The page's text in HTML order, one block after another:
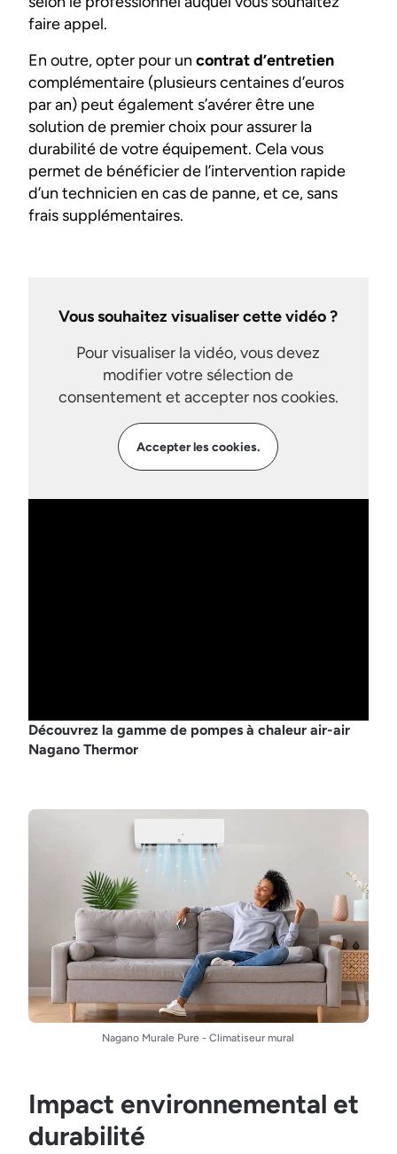
faire appel.
En outre, opter pour un contrat d’entretien
complémentaire (plusieurs centaines d’euros
par an) peut également s’avérer être une
solution de premier choix pour assurer la
durabilité de votre équipement. Cela vous
permet de bénéficier de l’intervention rapide
d’un technicien en cas de panne, et ce, sans
frais supplémentaires.
Vous souhaitez visualiser cette vidéo ?
Pour visualiser la vidéo, vous devez
modifier votre sélection de
consentement et accepter nos cookies.
Accepter les cookies.
Découvrez la gamme de pompes à chaleur air-air
Nagano Thermor
Nagano Murale Pure - Climatiseur mural
Impact environnemental et
durabilité